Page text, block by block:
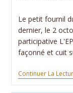
Le petit fournil
dernier, le 2
participative
façonné et cuit
Continuer La